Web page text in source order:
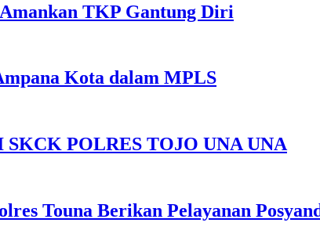
TKP Gantung Diri
Kota dalam MPLS
POLRES TOJO UNA UNA
Touna Berikan Pelayanan